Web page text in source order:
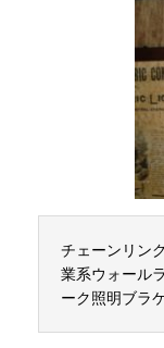
チェーンリン
業系ウォール
ーク照明ブラ